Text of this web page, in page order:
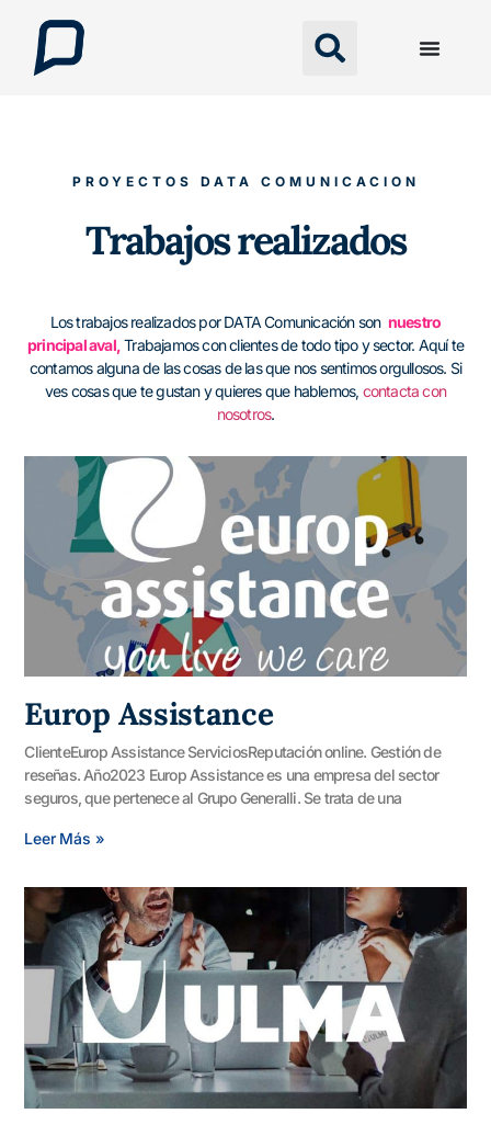
PROYECTOS DATA COMUNICACION
Trabajos realizados
Los trabajos realizados por DATA Comunicación son nuestro
principal aval, Trabajamos con clientes de todo tipo y sector. Aquí te
contamos alguna de las cosas de las que nos sentimos orgullosos. Si
ves cosas que te gustan y quieres que hablemos, contacta con
nosotros.
Europ Assistance
ClienteEurop Assistance ServiciosReputación online. Gestión de
reseñas. Año2023 Europ Assistance es una empresa del sector
seguros, que pertenece al Grupo Generalli. Se trata de una
Leer Más »